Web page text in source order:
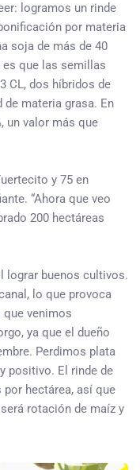
logramos un rinde
por materia
soja de más de 40
que las semillas
CL, dos híbridos de
materia grasa. En
un valor más que
y 75 en
“Ahora que veo
200 hectáreas
lograr buenos cultivos.
lo que provoca
que venimos
ya que el dueño
Perdimos plata
positivo. El rinde de
hectárea, así que
rotación de maíz y